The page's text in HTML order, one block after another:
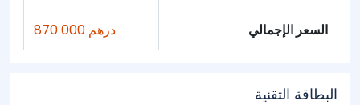
السعر الإجمالي 870 000 درهم
البطاقة التقنية